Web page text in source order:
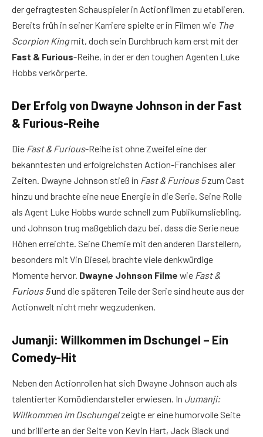
der gefragtesten Schauspieler in Actionfilmen zu etablieren.
Bereits früh in seiner Karriere spielte er in Filmen wie The
Scorpion Kingmit, doch sein Durchbruch kam erst mit der
Fast & Furious-Reihe, in der er den toughen Agenten Luke
Hobbs verkörperte.
Der Erfolg von Dwayne Johnson in der Fast
& Furious-Reihe
Die Fast & Furious-Reihe ist ohne Zweifel eine der
bekanntesten und erfolgreichsten Action-Franchises aller
Zeiten. Dwayne Johnson stieß in Fast & Furious 5zum Cast
hinzu und brachte eine neue Energie in die Serie. Seine Rolle
als Agent Luke Hobbs wurde schnell zum Publikumsliebling,
und Johnson trug maßgeblich dazu bei, dass die Serie neue
Höhen erreichte. Seine Chemie mit den anderen Darstellern,
besonders mit Vin Diesel, brachte viele denkwürdige
Momente hervor. Dwayne Johnson Filme wie Fast &
Furious 5und die späteren Teile der Serie sind heute aus der
Actionwelt nicht mehr wegzudenken.
Jumanji: Willkommen im Dschungel – Ein
Comedy-Hit
Neben den Actionrollen hat sich Dwayne Johnson auch als
talentierter Komödiendarsteller erwiesen. In Jumanji:
Willkommen im Dschungelzeigte er eine humorvolle Seite
und brillierte an der Seite von Kevin Hart, Jack Black und